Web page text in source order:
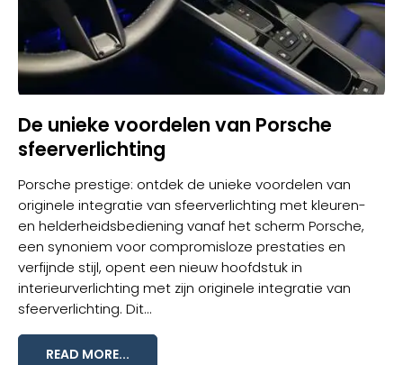
De unieke voordelen van Porsche
sfeerverlichting
Porsche prestige: ontdek de unieke voordelen van
originele integratie van sfeerverlichting met kleuren-
en helderheidsbediening vanaf het scherm Porsche,
een synoniem voor compromisloze prestaties en
verfijnde stijl, opent een nieuw hoofdstuk in
interieurverlichting met zijn originele integratie van
sfeerverlichting. Dit...
READ MORE...